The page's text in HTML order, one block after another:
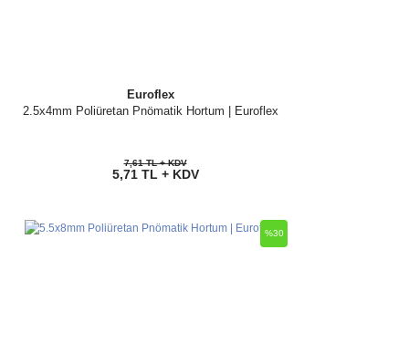
Euroflex
2.5x4mm Poliüretan Pnömatik Hortum | Euroflex
7,61 TL + KDV
5,71 TL + KDV
%30